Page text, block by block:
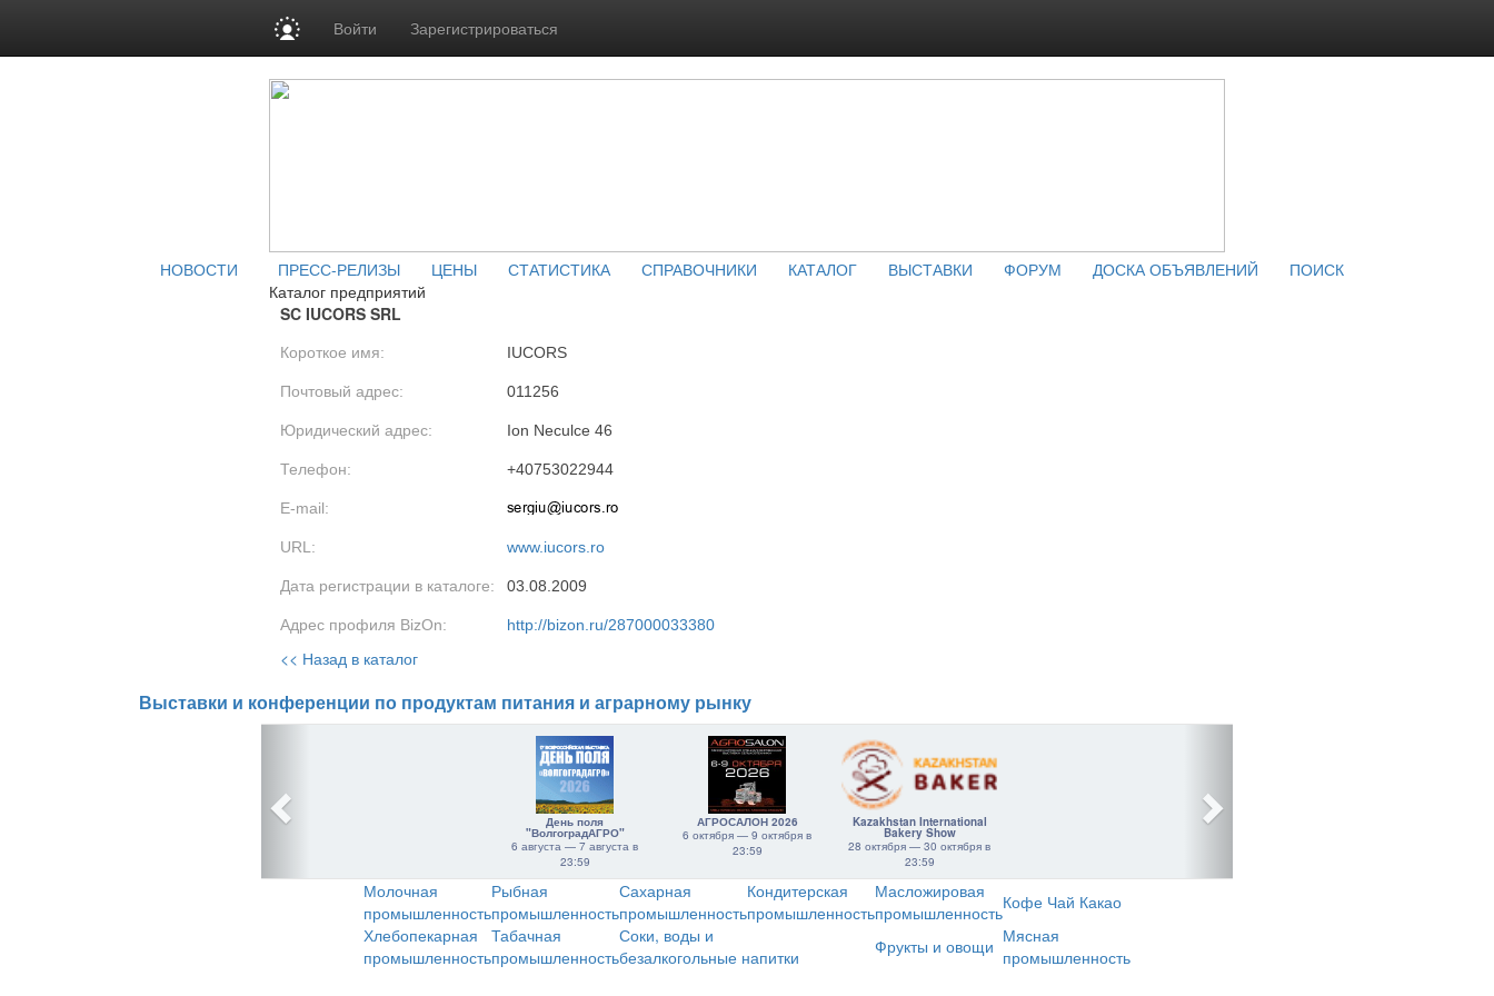
Войти Зарегистрироваться
НОВОСТИ ПРЕСС-РЕЛИЗЫ ЦЕНЫ СТАТИСТИКА СПРАВОЧНИКИ КАТАЛОГ ВЫСТАВКИ ФОРУМ ДОСКА ОБЪЯВЛЕНИЙ
ПОИСК
Каталог предприятий
SC IUCORS SRL
Короткое имя: IUCORS
Почтовый адрес: 011256
Юридический адрес: Ion Neculce 46
Телефон: +40753022944
E-mail:
URL: www.iucors.ro
Дата регистрации в каталоге: 03.08.2009
Адрес профиля BizOn: http://bizon.ru/287000033380
<< Назад в каталог
Выставки и конференции по продуктам питания и аграрному рынку
День поля
"ВолгоградАГРО"
6 августа — 7 августа в
23:59
АГРОСАЛОН 2026
6 октября — 9 октября в
23:59
Kazakhstan International
Bakery Show
28 октября — 30 октября в
23:59
Молочная
промышленность
Рыбная
промышленность
Сахарная
промышленность
Кондитерская
промышленность
Масложировая
промышленностьКофе Чай Какао
Хлебопекарная
промышленность
Табачная
промышленность
Соки, воды и
безалкогольные напитки
Фрукты и овощи Мясная
промышленность